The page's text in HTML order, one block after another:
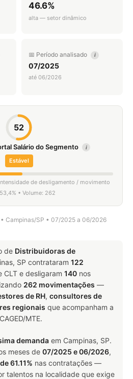
46.6%
alta — setor dinâmico
📅 Período analisado i
07/2025
até 06/2026
52
Salário do Segmento i
Estável
de desligamento / movimento
• Volume: 262
Campinas/SP • 07/2025 a 06/2026
de Distribuidoras de
SP contrataram 122
CLT e desligaram 140 nos
262 movimentações —
de RH, consultores de
regionais que acompanham a
MTE.
demanda em Campinas, SP.
meses de 07/2025 e 06/2026,
61.11% nas contratações —
talentos na localidade que exige